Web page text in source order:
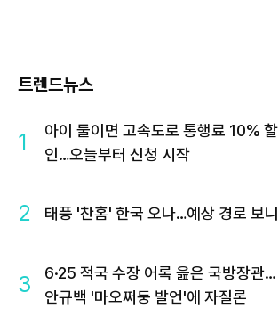
트렌드뉴스
1
아이 둘이면 고속도로 통행료 10% 할
인…오늘부터 신청 시작
2 태풍 '찬홈' 한국 오나…예상 경로 보니
3
6·25 적국 수장 어록 읊은 국방장관…
안규백 '마오쩌둥 발언'에 자질론